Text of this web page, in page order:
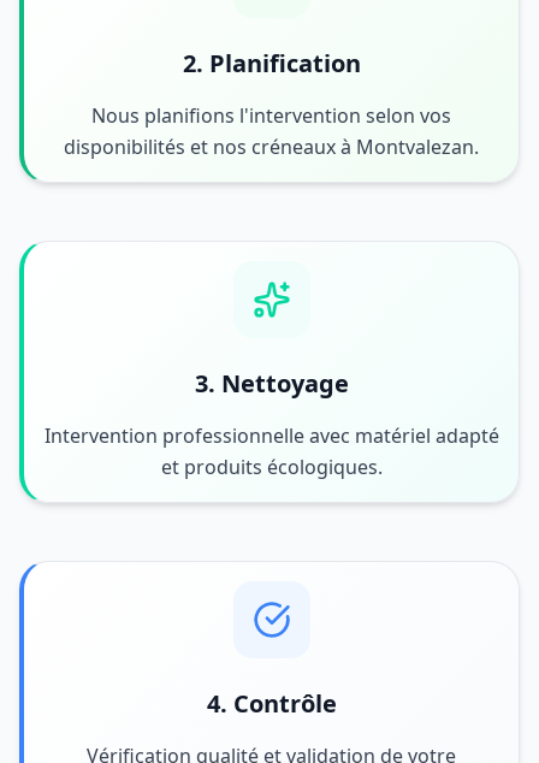
2. Planification
Nous planifions l'intervention selon vos
disponibilités et nos créneaux à Montvalezan.
3. Nettoyage
Intervention professionnelle avec matériel adapté
et produits écologiques.
4. Contrôle
Vérification qualité et validation de votre